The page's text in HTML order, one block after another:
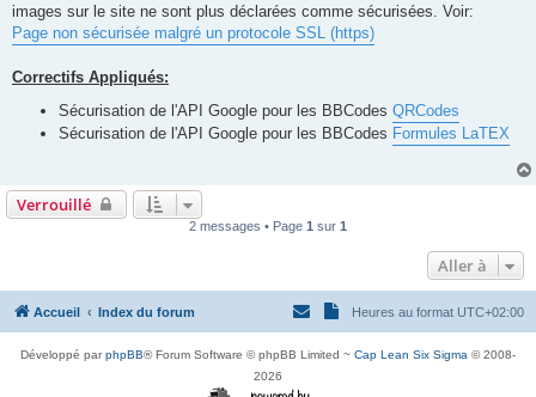
a
g
e
images sur le site ne sont plus déclarées comme sécurisées. Voir:
Page non sécurisée malgré un protocole SSL (https)
Correctifs Appliqués:
Sécurisation de l'API Google pour les BBCodes QRCodes
Sécurisation de l'API Google pour les BBCodes Formules LaTEX
Verrouillé
2 messages • Page 1 sur 1
Aller à
Accueil Index du forum Heures au format UTC+02:00
Développé parphpBB® Forum Software © phpBB Limited ~ Cap Lean Six Sigma © 2008-
2026